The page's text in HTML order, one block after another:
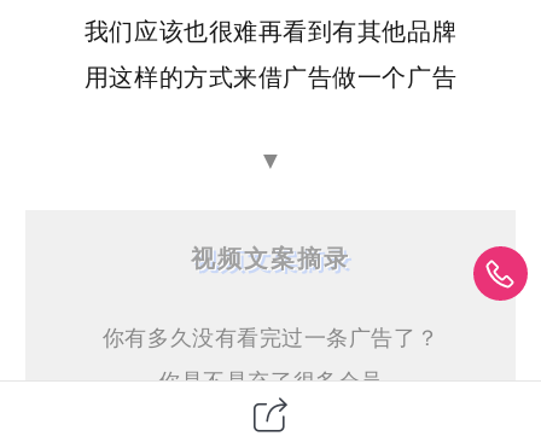
我们应该也很难再看到有其他品牌
用这样的方式来借广告做一个广告
▼
视频文案摘录
你有多久没有看完过一条广告了？
你是不是充了很多会员
有一半的原因都是为了